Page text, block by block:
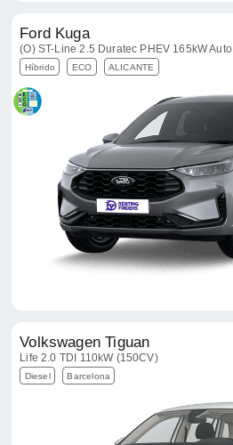
Ford Kuga
(O) ST-Line 2.5 Duratec PHEV 165kW Auto
Híbrido ECO ALICANTE
Volkswagen Tiguan
Life 2.0 TDI 110kW (150CV)
Diesel Barcelona